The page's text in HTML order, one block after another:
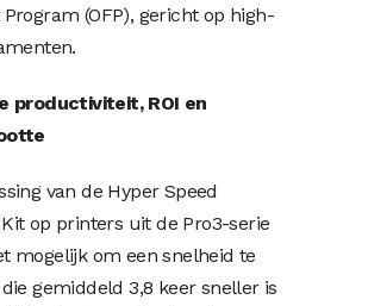
(OFP), gericht op high-
productiviteit, ROI en
van de Hyper Speed
op printers uit de Pro3-serie
mogelijk om een ​​snelheid te
gemiddeld 3,8 keer sneller is